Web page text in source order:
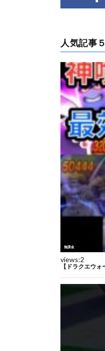
人気記事５